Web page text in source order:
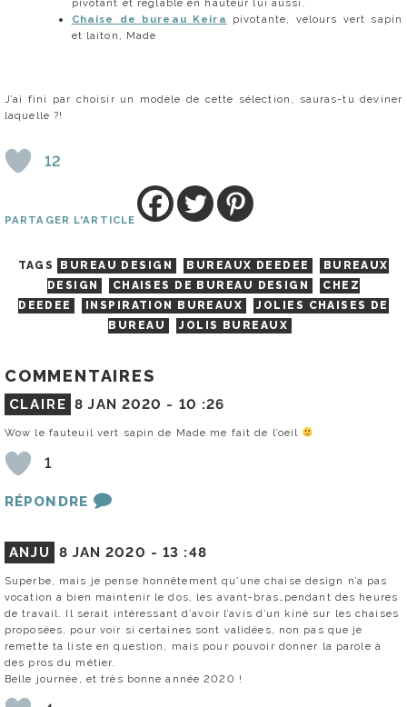
pivotant et réglable en hauteur lui aussi.
Chaise de bureau Keira
pivotante, velours vert sapin
et laiton, Made
J’ai fini par choisir un modèle de cette sélection, sauras-tu deviner
laquelle ?!
12
PARTAGER L'ARTICLE
TAGS BUREAU DESIGN BUREAUX DEEDEE
BUREAUX
DESIGN
CHAISES DE BUREAU DESIGN
CHEZ
DEEDEE
INSPIRATION BUREAUX
JOLIES CHAISES DE
BUREAU
JOLIS BUREAUX
COMMENTAIRES
CLAIRE 8 JAN 2020 - 10 :26
Wow le fauteuil vert sapin de Made me fait de l’oeil
1
RÉPONDRE
ANJU 8 JAN 2020 -13 :48
Superbe, mais je pense honnêtement qu’une chaise design n’a pas
vocation a bien maintenir le dos, les avant-bras…pendant des heures
de travail. Il serait intéressant d’avoir l’avis d’un kiné sur les chaises
proposées, pour voir si certaines sont validées, non pas que je
remette ta liste en question, mais pour pouvoir donner la parole à
des pros du métier.
Belle journée, et très bonne année 2020 !